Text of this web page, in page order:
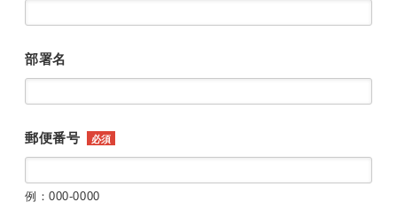
部署名
郵便番号 必須
例：000-0000